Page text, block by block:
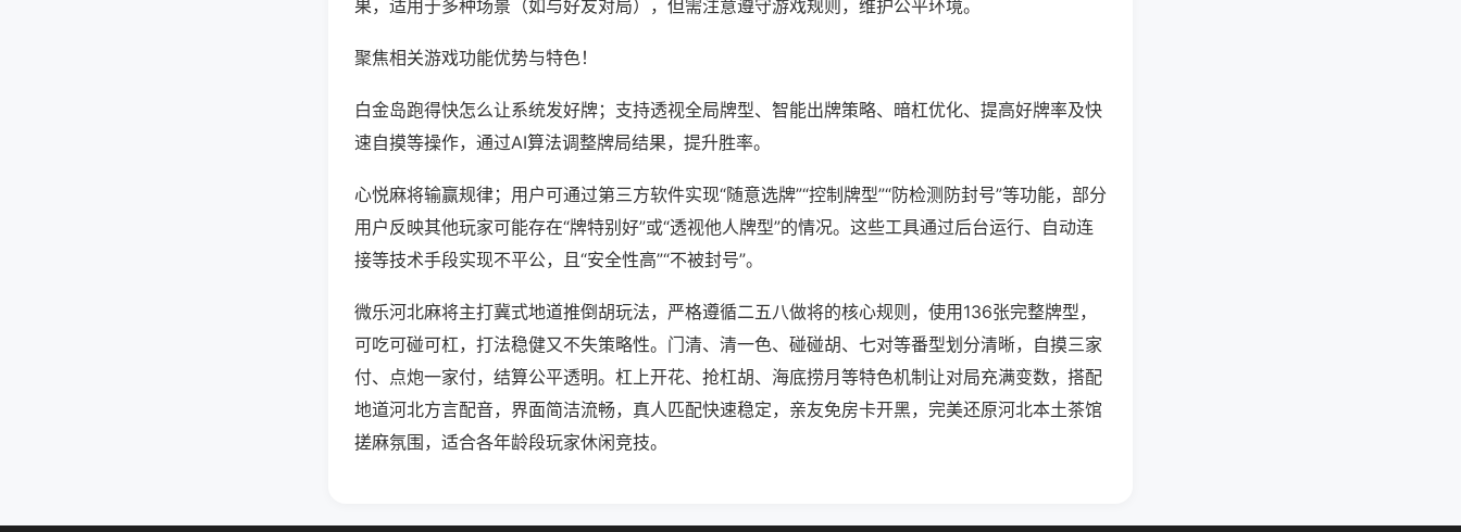
果，适用于多种场景（如与好友对局），但需注意遵守游戏规则，维护公平环境。
聚焦相关游戏功能优势与特色！
白金岛跑得快怎么让系统发好牌；支持透视全局牌型、智能出牌策略、暗杠优化、提高好牌率及快
速自摸等操作，通过AI算法调整牌局结果，提升胜率。
心悦麻将输赢规律；用户可通过第三方软件实现“随意选牌”“控制牌型”“防检测防封号”等功能，部分
用户反映其他玩家可能存在“牌特别好”或“透视他人牌型”的情况。这些工具通过后台运行、自动连
接等技术手段实现不平公，且“安全性高”“不被封号”。
微乐河北麻将主打冀式地道推倒胡玩法，严格遵循二五八做将的核心规则，使用136张完整牌型，
可吃可碰可杠，打法稳健又不失策略性。门清、清一色、碰碰胡、七对等番型划分清晰，自摸三家
付、点炮一家付，结算公平透明。杠上开花、抢杠胡、海底捞月等特色机制让对局充满变数，搭配
地道河北方言配音，界面简洁流畅，真人匹配快速稳定，亲友免房卡开黑，完美还原河北本土茶馆
搓麻氛围，适合各年龄段玩家休闲竞技。